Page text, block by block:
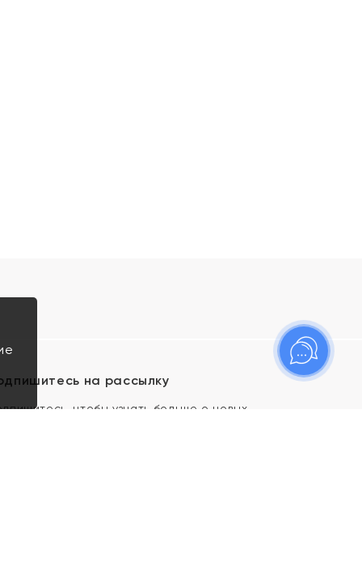
на рассылку
чтобы узнать больше о новых